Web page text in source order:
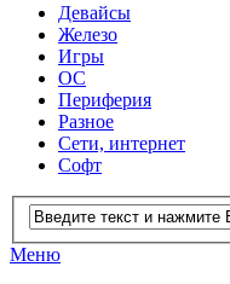
Девайсы
Железо
Игры
ОС
Периферия
Разное
Сети, интернет
Софт
Меню